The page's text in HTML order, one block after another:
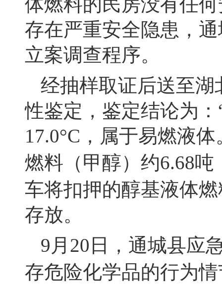
存在严重安全隐患，
立案调查程序。
经抽样取证后送至
性鉴定，鉴定结论为
17.0°C ，属于易燃液
燃料（甲醇）约6.68吨
车将扣押的醇基液体
存放。
9 月 20 日，通城县应
存危险化学品的行为